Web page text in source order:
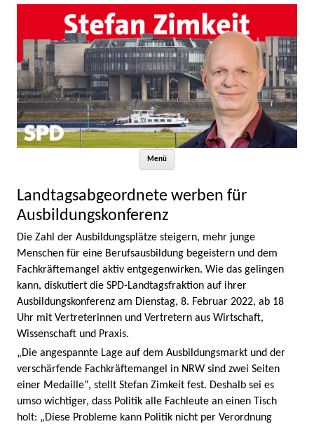
Menü
Landtagsabgeordnete werben für
Ausbildungskonferenz
Die Zahl der Ausbildungsplätze steigern, mehr junge
Menschen für eine Berufsausbildung begeistern und dem
Fachkräftemangel aktiv entgegenwirken. Wie das gelingen
kann, diskutiert die SPD-Landtagsfraktion auf ihrer
Ausbildungskonferenz am Dienstag, 8. Februar 2022, ab 18
Uhr mit Vertreterinnen und Vertretern aus Wirtschaft,
Wissenschaft und Praxis.
„Die angespannte Lage auf dem Ausbildungsmarkt und der
verschärfende Fachkräftemangel in NRW sind zwei Seiten
einer Medaille“, stellt Stefan Zimkeit fest. Deshalb sei es
umso wichtiger, dass Politik alle Fachleute an einen Tisch
holt: „Diese Probleme kann Politik nicht per Verordnung